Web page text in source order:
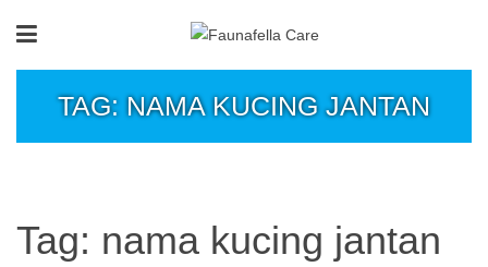
TAG: NAMA KUCING JANTAN
Tag: nama kucing jantan